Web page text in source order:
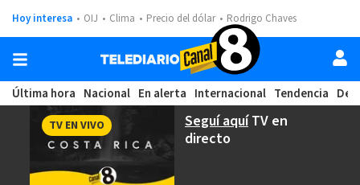
Hoy interesa OIJ Clima Precio del dólar Rodrigo Chaves
Última hora Nacional En alerta Internacional Tendencia
Seguí aquíTV en
directo
TV EN VIVO